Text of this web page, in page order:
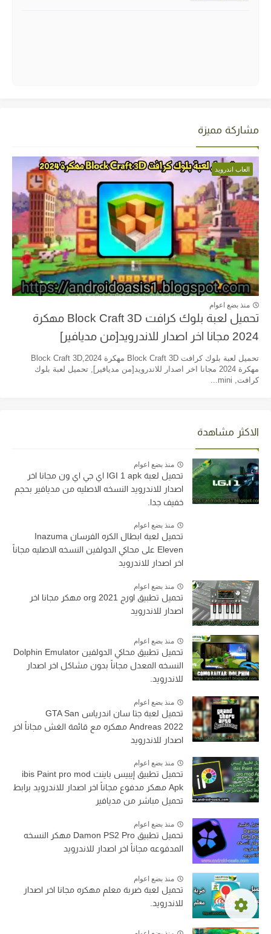
مشاركة مميزة
العاب اندرويد
منذ بضع اعوام
تحميل لعبة بلوك كرافت Block Craft 3D مهكرة
2024 مجانا اخر اصدار للاندرويد[من مديافير]
تحميل لعبة بلوك كرافت Block Craft 3D مهكرة 2024,Block Craft 3D
مهكرة 2024 مجانا اخر اصدار للاندرويد[من مديافير], تحميل لعبة بلوك
كرافت, mini...
الاكثر مشاهدة
منذ بضع اعوام
تحميل لعبة IGI 1 apk اي جي اي ون مجانا اخر
اصدار للاندرويد النسخه الاصليه من مديافير بحجم
خفيف جدا.
منذ بضع اعوام
تحميل لعبة ابطال الكره الفرسان Inazuma
Eleven على محاكي الدولفين النسخه الاصليه مجاناً
اخر اصدار للاندرويد
منذ بضع اعوام
تحميل تطبيق اورج org 2021 مهكر مجانا اخر
اصدار للاندرويد
منذ بضع اعوام
تحميل تطبيق محاكي الدولفين Dolphin Emulator
النسخه المعدل مجاناً بدون مشاكل اخر اصدار
للاندرويد.
منذ بضع اعوام
تحميل لعبة جتا سان اندرياس GTA San
Andreas 2022 مهكره مع قائمة الغش مجاناً اخر
اصدار للاندرويد
منذ بضع اعوام
تحميل تطبيق إيبيس باينت ibis Paint pro mod
Apk مهكر مدفوع مجاناً اخر اصدار للاندرويد برابط
تحميل مباشر من مديافير
منذ بضع اعوام
تحميل تطبيق Damon PS2 Pro مهكر النسخه
المدفوعه مجاناً اخر اصدار للاندرويد
منذ بضع اعوام
تحميل لعبة ضربة معلم مهكره مجانا اخر اصدار
للاندرويد.